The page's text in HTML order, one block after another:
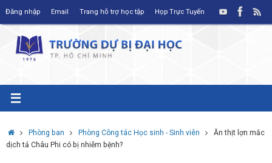
Đăng nhập Email Trang hỗ trợ học tập Họp Trực Tuyến
HomePhòng ban Phòng Công tác Học sinh - Sinh viên
Ăn thịt lợn mắc
dịch tả Châu Phi có bị nhiễm bệnh?